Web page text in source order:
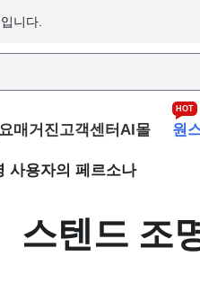
니다.
매거진고객센터 AI몰 원
HOT
사용자의 페르소나
스텐드 조